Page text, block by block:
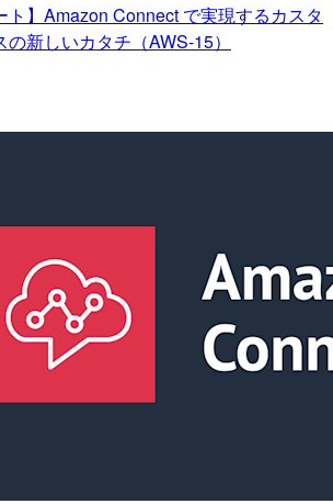
ト】Amazon Connect で実現するカスタ
新しいカタチ（AWS-15）